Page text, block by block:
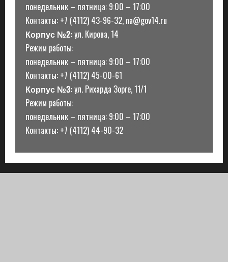
понедельник – пятница: 9:00 – 17:00
Контакты: +7 (4112) 43-96-32, na@gov14.ru
Корпус №2:ул. Кирова, 14
Режим работы:
понедельник – пятница: 9:00 – 17:00
Контакты: +7 (4112) 45-00-61
Корпус №3:ул. Рихарда Зорге, 11/1
Режим работы:
понедельник – пятница: 9:00 – 17:00
Контакты: +7 (4112) 44-90-32